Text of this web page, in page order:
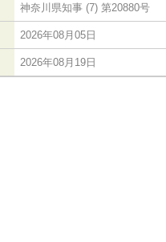
神奈川県知事 (7) 第20880号
2026年08月05日
2026年08月19日